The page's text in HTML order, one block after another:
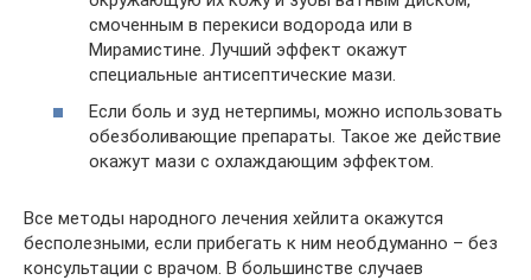
смоченным в перекиси водорода или в
Мирамистине. Лучший эффект окажут
специальные антисептические мази.
Если боль и зуд нетерпимы, можно использовать
обезболивающие препараты. Такое же действие
окажут мази с охлаждающим эффектом.
Все методы народного лечения хейлита окажутся
бесполезными, если прибегать к ним необдуманно – без
консультации с врачом. В большинстве случаев